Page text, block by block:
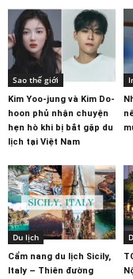
Sao thế giới
Kim Yoo-jung và Kim Do-
hoon phủ nhận chuyện
hẹn hò khi bị bắt gặp du
lịch tại Việt Nam
Du lịch
Cẩm nang du lịch Sicily,
Italy – Thiên đường